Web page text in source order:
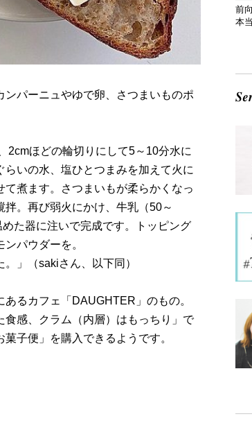
パーニュやゆで卵、さつまいものポ
2cmほどの輪切りにして5～10分水に
いの水、塩ひとつまみを加えて火に
煮ます。さつまいもが柔らかくなっ
。再び弱火にかけ、牛乳（50～
た器に注いで完成です。トッピング
パウダーを。
」（sakiさん、以下同）
るカフェ「DAUGHTER」のもの。
食感、クラム（内層）はもっちり」で
子便」を購入できるようです。
前
本